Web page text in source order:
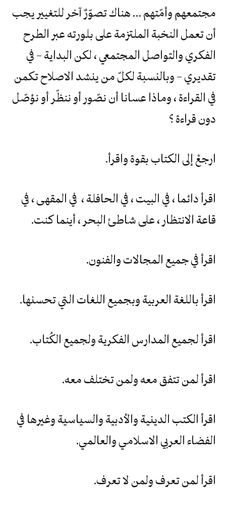
مجتمعهم وأمّتهم … هناك تصوّرٌ آخر للتغيير يجب
أن تعمل النخبة الملتزمة على بلورته عبر الطرح
الفكري والتواصل المجتمعي ، لكن البداية – في
تقديري – وبالنسبة لكلّ من ينشد الاصلاح تكمن
في القراءة ، وماذا عسانا أن نصّور أو ننظّر أو نؤصّل
دون قراءة ؟
ارجعْ إلى الكتاب بقوة واقرأ.
اقرأ دائما ، في البيت ، في الحافلة ، في المقهى ، في
قاعة الانتظار ، على شاطئ البحر ، أينما كنت.
اقرأ في جميع المجالات والفنون.
اقرأ باللغة العربية وبجميع اللغات التي تحسنها.
اقرأ لجميع المدارس الفكرية ولجميع الكُتاب.
اقرأ لمن تتفق معه ولمن تختلف معه.
اقرأ الكتب الدينية والأدبية والسياسية وغيرها في
الفضاء العربي الاسلامي والعالمي.
اقرأ لمن تعرف ولمن لا تعرف.